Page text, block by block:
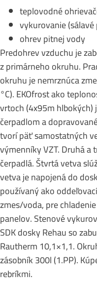
teplovodné
vykurovanie (sálavé
ohrev pitnej vody
Predohrev vzduchu je
z primárneho okruhu.
okruhu je nemrznúca
°C). EKOfrost ako
vrtoch (4x95m
čerpadlom a
tvorí päť samostatných
výmenníky VZT. Druhá
čerpadlá. Štvrtá vetva
vetva je napojená do
používaný ako
zmes/voda, pre
panelov. Stenové
SDK dosky Rehau so
Rautherm 10,1×1,1.
zásobník 300l (1.PP).
rebríkmi.